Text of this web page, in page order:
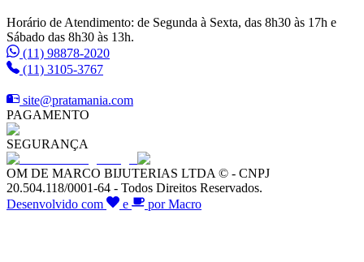
Horário de Atendimento: de Segunda à Sexta, das 8h30 às 17h e
Sábado das 8h30 às 13h.
(11) 98878-2020
(11) 3105-3767
site@pratamania.com
PAGAMENTO
SEGURANÇA
OM DE MARCO BIJUTERIAS LTDA © - CNPJ
20.504.118/0001-64 - Todos Direitos Reservados.
Desenvolvido com
e por Macro